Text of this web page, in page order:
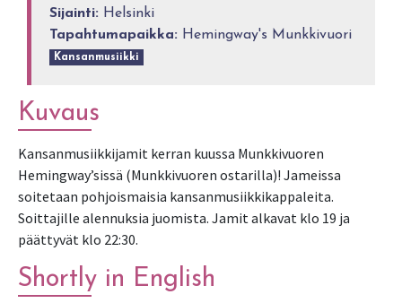
Sijainti: Helsinki
Tapahtumapaikka: Hemingway's Munkkivuori
Kansanmusiikki
Kuvaus
Kansanmusiikkijamit kerran kuussa Munkkivuoren
Hemingway’sissä (Munkkivuoren ostarilla)! Jameissa
soitetaan pohjoismaisia kansanmusiikkikappaleita.
Soittajille alennuksia juomista. Jamit alkavat klo 19 ja
päättyvät klo 22:30.
Shortly in English